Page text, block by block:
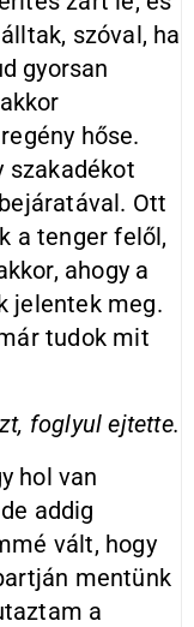
szóval, ha
gyorsan
hőse.
szakadékot
Ott
a tenger felől,
ahogy a
jelentek meg.
tudok mit
foglyul ejtette.
hol van
addig
vált, hogy
mentünk
a